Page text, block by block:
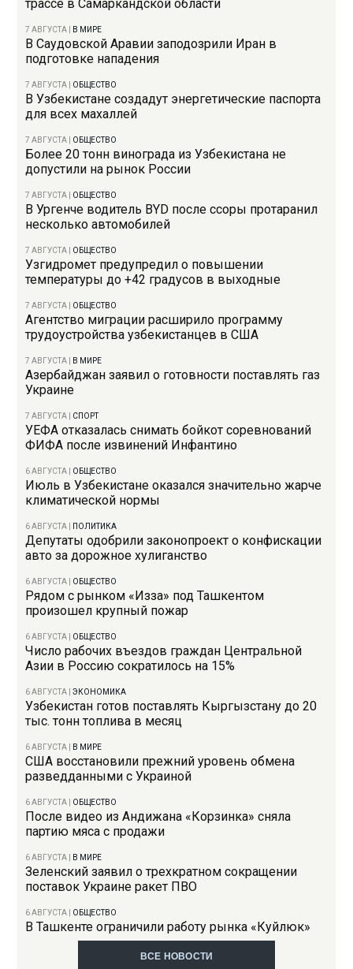
трассе в Самаркандской области
7 АВГУСТА В МИРЕ
В Саудовской Аравии заподозрили Иран в
подготовке нападения
7 АВГУСТА ОБЩЕСТВО
В Узбекистане создадут энергетические паспорта
для всех махаллей
7 АВГУСТА ОБЩЕСТВО
Более 20 тонн винограда из Узбекистана не
допустили на рынок России
7 АВГУСТА ОБЩЕСТВО
В Ургенче водитель BYD после ссоры протаранил
несколько автомобилей
7 АВГУСТА ОБЩЕСТВО
Узгидромет предупредил о повышении
температуры до +42 градусов в выходные
7 АВГУСТА ОБЩЕСТВО
Агентство миграции расширило программу
трудоустройства узбекистанцев в США
7 АВГУСТА В МИРЕ
Азербайджан заявил о готовности поставлять газ
Украине
7 АВГУСТА СПОРТ
УЕФА отказалась снимать бойкот соревнований
ФИФА после извинений Инфантино
6 АВГУСТА ОБЩЕСТВО
Июль в Узбекистане оказался значительно жарче
климатической нормы
6 АВГУСТА ПОЛИТИКА
Депутаты одобрили законопроект о конфискации
авто за дорожное хулиганство
6 АВГУСТА ОБЩЕСТВО
Рядом с рынком «Изза» под Ташкентом
произошел крупный пожар
6 АВГУСТА ОБЩЕСТВО
Число рабочих въездов граждан Центральной
Азии в Россию сократилось на 15%
6 АВГУСТА |ЭКОНОМИКА
Узбекистан готов поставлять Кыргызстану до 20
тыс. тонн топлива в месяц
6 АВГУСТА В МИРЕ
США восстановили прежний уровень обмена
разведданными с Украиной
6 АВГУСТА ОБЩЕСТВО
После видео из Андижана «Корзинка» сняла
партию мяса с продажи
6 АВГУСТА В МИРЕ
Зеленский заявил о трехкратном сокращении
поставок Украине ракет ПВО
6 АВГУСТА ОБЩЕСТВО
В Ташкенте ограничили работу рынка «Куйлюк»
ВСЕ НОВОСТИ